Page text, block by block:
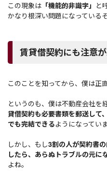
この現象は 「機能的非識字」 と
かなり根深い問題になっている
賃貸借契約にも注意
このことを知ってから、僕は正
というのも、僕は不動産会社を
貸借契約も必要書類を郵送して
でも完結できるようになっていま
しかし、もし3割の人が契約書
したら、あらぬトラブルの元に
よね。